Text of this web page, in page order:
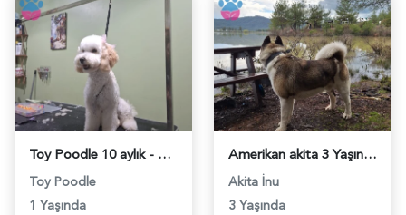
Toy Poodle 10 aylık - 118984629
Toy Poodle
1 Yaşında
Amerikan akita 3 Yaşında Kızgınlıkta - 118984037
Akita İnu
3 Yaşında